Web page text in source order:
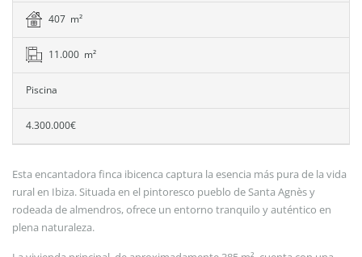
407 m²
11.000 m²
Piscina
4.300.000€
Esta encantadora finca ibicenca captura la esencia más pura de la vida
rural en Ibiza. Situada en el pintoresco pueblo de Santa Agnès y
rodeada de almendros, ofrece un entorno tranquilo y auténtico en
plena naturaleza.